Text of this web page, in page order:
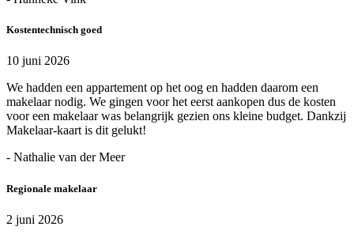
Kostentechnisch goed
10 juni 2026
We hadden een appartement op het oog en hadden daarom een
makelaar nodig. We gingen voor het eerst aankopen dus de kosten
voor een makelaar was belangrijk gezien ons kleine budget. Dankzij
Makelaar-kaart is dit gelukt!
- Nathalie van der Meer
Regionale makelaar
2 juni 2026